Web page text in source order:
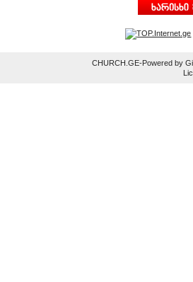
CHURCH.GE-Powered by